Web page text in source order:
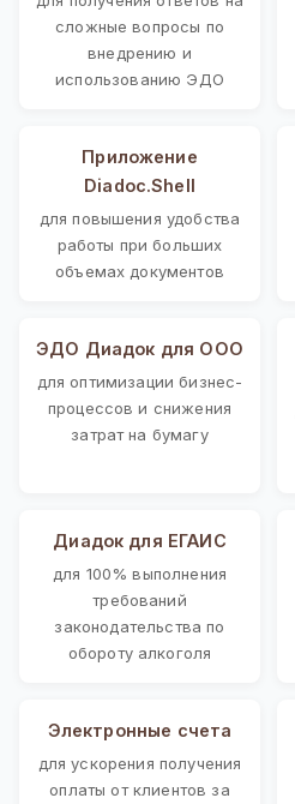
сложные вопросы по
внедрению и
использованию ЭДО
Приложение
Diadoc.Shell
для повышения удобства
работы при больших
объемах документов
ЭДО Диадок для ООО
для оптимизации бизнес-
процессов и снижения
затрат на бумагу
Диадок для ЕГАИС
для 100% выполнения
требований
законодательства по
обороту алкоголя
Электронные счета
для ускорения получения
оплаты от клиентов за